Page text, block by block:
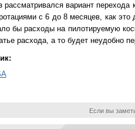
рассматривался вариант
с 6 до 8 месяцев, как это
бы расходы на пилотируемую
расхода, а то будет неудобно
Если вы